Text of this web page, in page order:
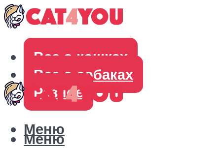
Все о кошках
Все о собаках
Разное
Меню
Меню